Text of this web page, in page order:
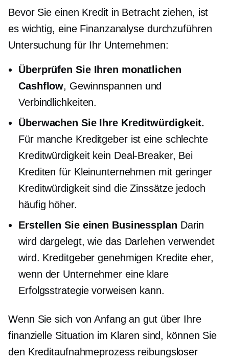
Bevor Sie einen Kredit in Betracht ziehen, ist
es wichtig, eine Finanzanalyse durchzuführen
Untersuchung für Ihr Unternehmen:
Überprüfen Sie Ihren monatlichen
Cashflow, Gewinnspannen und
Verbindlichkeiten.
Überwachen Sie Ihre Kreditwürdigkeit.
Für manche Kreditgeber ist eine schlechte
Kreditwürdigkeit kein Deal-Breaker, Bei
Krediten für Kleinunternehmen mit geringer
Kreditwürdigkeit sind die Zinssätze jedoch
häufig höher.
Erstellen Sie einen Businessplan Darin
wird dargelegt, wie das Darlehen verwendet
wird. Kreditgeber genehmigen Kredite eher,
wenn der Unternehmer eine klare
Erfolgsstrategie vorweisen kann.
Wenn Sie sich von Anfang an gut über Ihre
finanzielle Situation im Klaren sind, können Sie
den Kreditaufnahmeprozess reibungsloser